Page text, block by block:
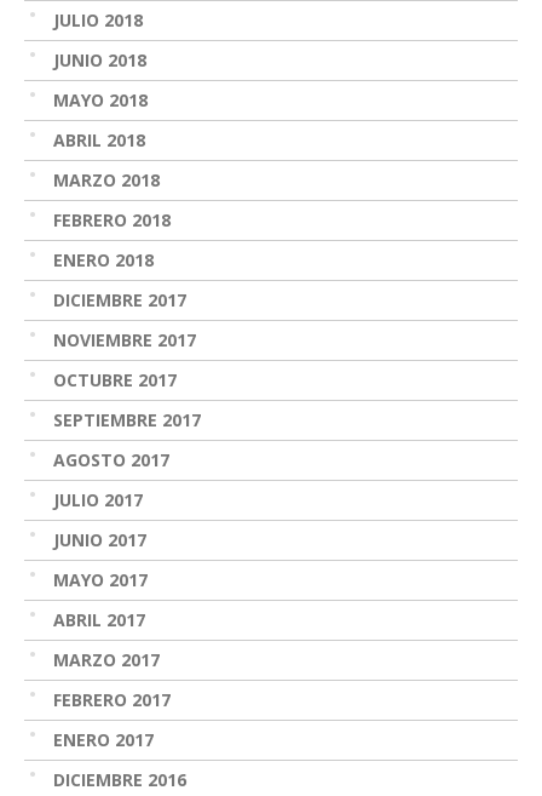
JULIO 2018
JUNIO 2018
MAYO 2018
ABRIL 2018
MARZO 2018
FEBRERO 2018
ENERO 2018
DICIEMBRE 2017
NOVIEMBRE 2017
OCTUBRE 2017
SEPTIEMBRE 2017
AGOSTO 2017
JULIO 2017
JUNIO 2017
MAYO 2017
ABRIL 2017
MARZO 2017
FEBRERO 2017
ENERO 2017
DICIEMBRE 2016